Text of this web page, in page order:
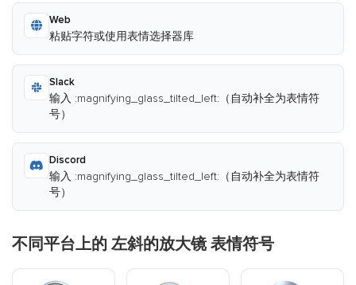
Web
粘贴字符或使用表情选择器库
Slack
输入 :magnifying_glass_tilted_left:（自动补全为表情符
号）
Discord
输入 :magnifying_glass_tilted_left:（自动补全为表情符
号）
不同平台上的 左斜的放大镜 表情符号